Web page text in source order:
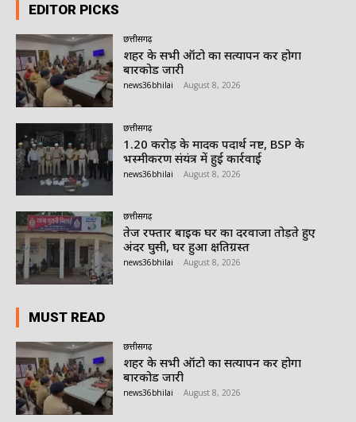
EDITOR PICKS
छत्तीसगढ़
शहर के सभी ऑटो का सत्यापन कर होगा
बारकोड जारी
news36bhilai August 8, 2026
छत्तीसगढ़
1.20 करोड़ के मादक पदार्थ नष्ट, BSP के
भस्मीकरण संयंत्र में हुई कार्रवाई
news36bhilai August 8, 2026
छत्तीसगढ़
तेज रफ्तार बाइक घर का दरवाजा तोड़ते हुए
अंदर घुसी, घर हुआ क्षतिग्रस्त
news36bhilai August 8, 2026
MUST READ
छत्तीसगढ़
शहर के सभी ऑटो का सत्यापन कर होगा
बारकोड जारी
news36bhilai August 8, 2026